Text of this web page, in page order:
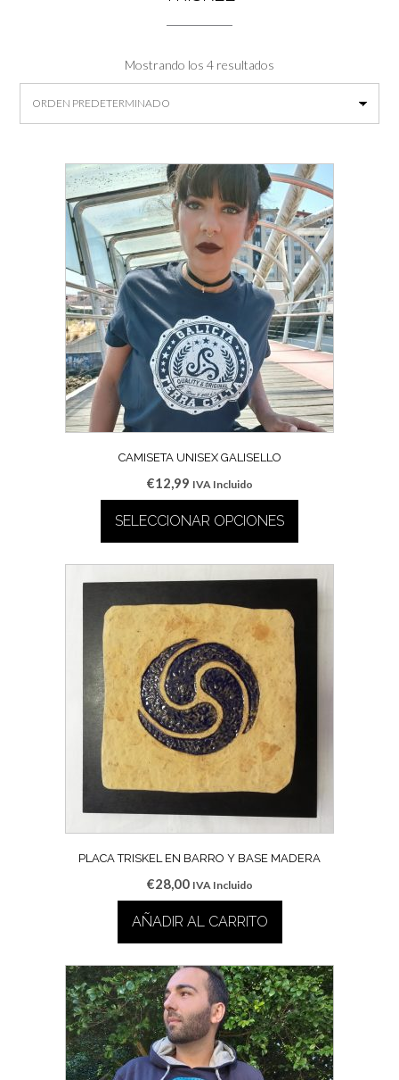
Mostrando los 4 resultados
CAMISETA UNISEX GALISELLO
€12,99 IVA Incluido
SELECCIONAR OPCIONES
producto
múltiples
variantes.
Las
opciones
se
pueden
elegir
en
la
página
de
producto
PLACA TRISKEL EN BARRO Y BASE MADERA
€28,00 IVA Incluido
AÑADIR AL CARRITO